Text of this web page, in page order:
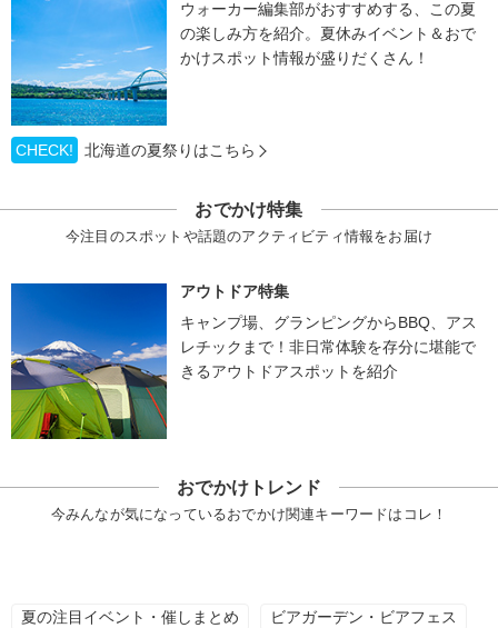
ウォーカー編集部がおすすめする、この夏
の楽しみ方を紹介。夏休みイベント＆おで
かけスポット情報が盛りだくさん！
CHECK! 北海道の夏祭りはこちら
おでかけ特集
今注目のスポットや話題のアクティビティ情報をお届け
アウトドア特集
キャンプ場、グランピングからBBQ、アス
レチックまで！非日常体験を存分に堪能で
きるアウトドアスポットを紹介
おでかけトレンド
今みんなが気になっているおでかけ関連キーワードはコレ！
夏の注目イベント・催しまとめ ビアガーデン・ビアフェス